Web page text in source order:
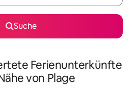
Suche
Ferienunterkünfte
von Plage